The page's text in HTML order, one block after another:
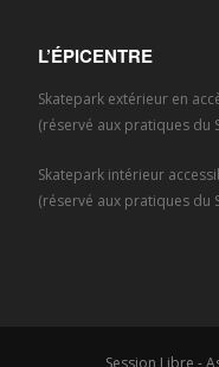
L’ÉPICENTRE
Skatepark extérieur en
(réservé aux pratiques du
Skatepark intérieur
(réservé aux pratiques du
Session Libre -